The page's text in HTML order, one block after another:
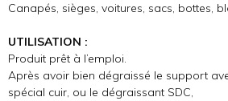
Canapés, sièges, voitures, sacs, bottes,
UTILISATION :
Produit prêt à l’emploi.
Après avoir bien dégraissé le support
spécial cuir, ou le dégraissant SDC,